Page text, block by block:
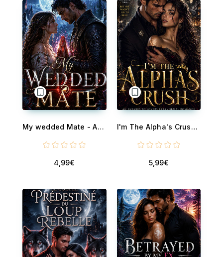
My wedded Mate - An Arranged Bond Forced Proximity Paranormal werewolf fantasy
4,99€
I'm The Alpha's Crush - An Enemies to Lovers Paranormal Romance
5,99€